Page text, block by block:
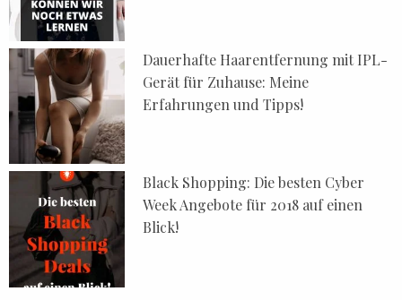
Dauerhafte Haarentfernung mit IPL-
Gerät für Zuhause: Meine
Erfahrungen und Tipps!
Black Shopping: Die besten Cyber
Week Angebote für 2018 auf einen
Blick!